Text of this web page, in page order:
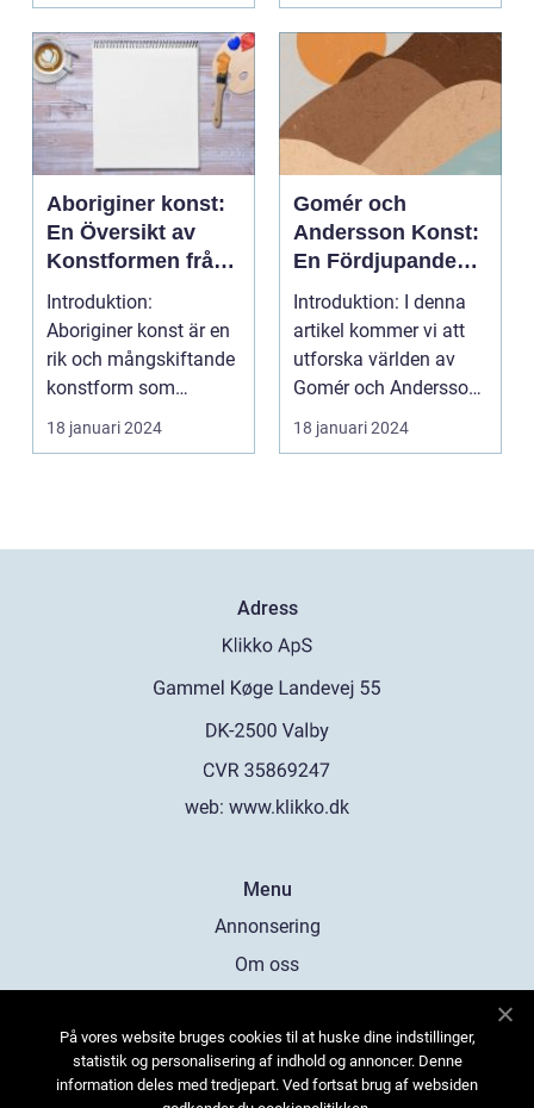
Aboriginer konst:
En Översikt av
Konstformen från
Australiens
Urinvånare
Introduktion:
Aboriginer konst är en
rik och mångskiftande
konstform som
härstammar från
Australiens...
18 januari 2024
Gomér och
Andersson Konst:
En Fördjupande
Översikt
Introduktion: I denna
artikel kommer vi att
utforska världen av
Gomér och Andersson
konst, dess olik...
18 januari 2024
Adress
web: www.klikko.dk
Menu
Annonsering
Om oss
Kontakta oss
Sitemap
På vores website bruges cookies til at huske dine indstillinger,
statistik og personalisering af indhold og annoncer. Denne
information deles med tredjepart. Ved fortsat brug af websiden